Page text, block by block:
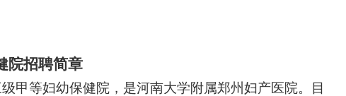
院招聘简章
甲等妇幼保健院，是河南大学附属郑州妇产医院。目